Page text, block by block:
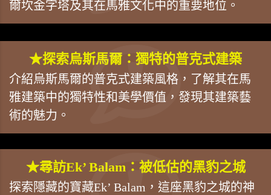
爾坎金字塔及其在馬雅文化中的重要地位。
★探索烏斯馬爾：獨特的普克式建築
介紹烏斯馬爾的普克式建築風格，了解其在馬
雅建築中的獨特性和美學價值，發現其建築藝
術的魅力。
★尋訪Ek’ Balam：被低估的黑豹之城
探索隱藏的寶藏Ek’ Balam，這座黑豹之城的神